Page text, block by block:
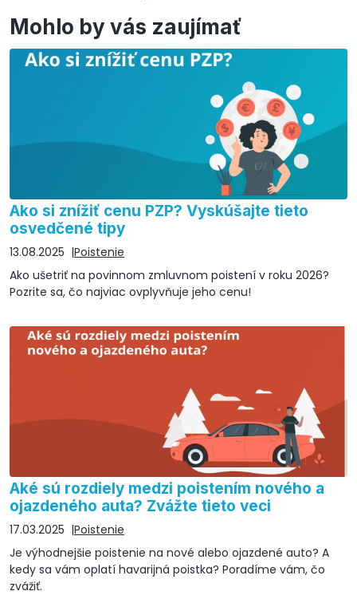
Mohlo by vás zaujímať
Ako si znížiť cenu PZP? Vyskúšajte tieto
osvedčené tipy
13.08.2025
Poistenie
Ako ušetriť na povinnom zmluvnom poistení v roku 2026?
Pozrite sa, čo najviac ovplyvňuje jeho cenu!
Aké sú rozdiely medzi poistením nového a
ojazdeného auta? Zvážte tieto veci
17.03.2025
Poistenie
Je výhodnejšie poistenie na nové alebo ojazdené auto? A
kedy sa vám oplatí havarijná poistka? Poradíme vám, čo
zvážiť.